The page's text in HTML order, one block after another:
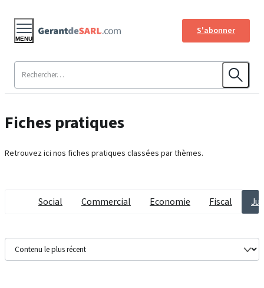
S'abonner
MENU
Fiches pratiques
Retrouvez ici nos fiches pratiques classées par thèmes.
Social Commercial Economie Fiscal